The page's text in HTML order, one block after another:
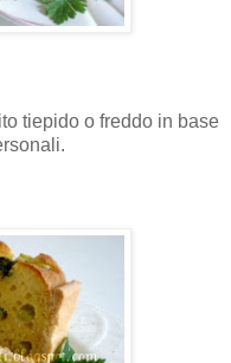
tiepido o freddo in base